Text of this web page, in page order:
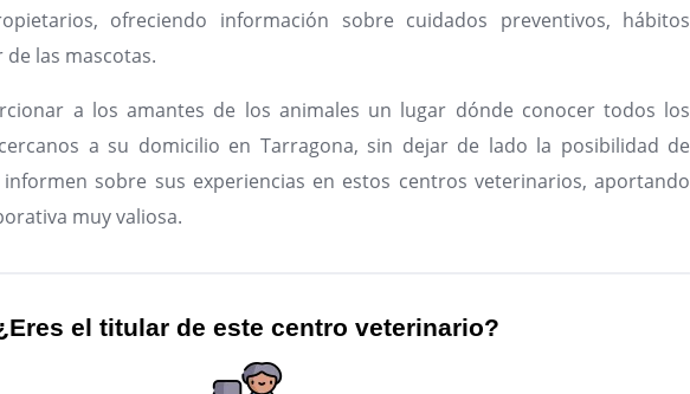
ofreciendo información sobre cuidados preventivos, hábitos
las mascotas.
a los amantes de los animales un lugar dónde conocer todos los
a su domicilio en Tarragona, sin dejar de lado la posibilidad de
sobre sus experiencias en estos centros veterinarios, aportando
muy valiosa.
el titular de este centro veterinario?